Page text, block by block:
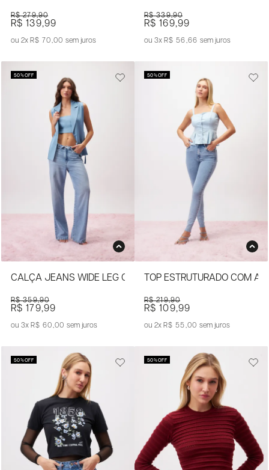
R$ 279,90
R$ 139,99
2x R$ 70,00sem juros
R$ 339,90
R$ 169,99
3x R$ 56,66sem juros
50%OFF
CALÇA JEANS WIDE LEG COM LAVAGEM CLARA
R$ 359,90
R$ 179,99
3x R$ 60,00sem juros
50%OFF
TOP ESTRUTURADO COM
R$ 219,90
R$ 109,99
2x R$ 55,00sem juros
50%OFF 50%OFF